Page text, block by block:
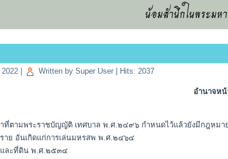
น้อมสำนึกในพระม
Written by Super User Hits: 2037
อำนาจห
ะราชบัญญัติ เทศบาล พ.ศ.๒๔๙๖ กำหนดไว้แล้วยังมีกฎหมายเฉ
ย อันเกิดแก่การเล่นมหรสพ พ.ศ.๒๔๖๔
และที่ดิน พ.ศ.๒๕๓๔